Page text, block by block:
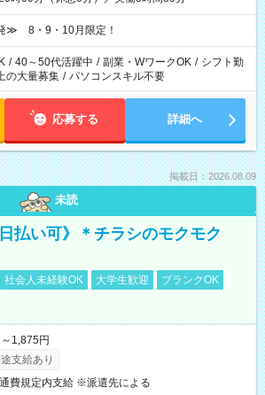
≫ 8・9・10月限定！
/ 40～50代活躍中 / 副業・WワークOK / シフト勤
の大量募集 / パソコンスキル不要
応募する 詳細へ
掲載日：2026.08.09
未読
払い可》＊チラシのモクモク
社会人未経験OK 大学生歓迎
ブランクOK
1,875円
支給あり
費規定内支給 ※派遣先による